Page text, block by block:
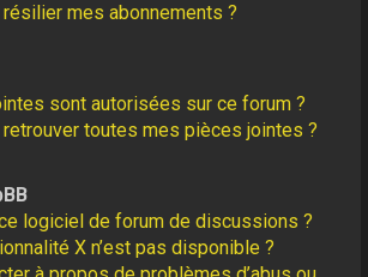
mes abonnements ?
sont autorisées sur ce forum ?
toutes mes pièces jointes ?
logiciel de forum de discussions ?
X n’est pas disponible ?